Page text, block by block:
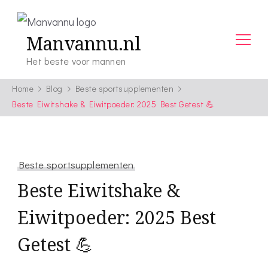
Manvannu.nl
Het beste voor mannen
Home Blog
Beste sportsupplementen
Beste Eiwitshake & Eiwitpoeder: 2025 Best Getest 💪
Beste sportsupplementen
Beste Eiwitshake &
Eiwitpoeder: 2025 Best
Getest 💪